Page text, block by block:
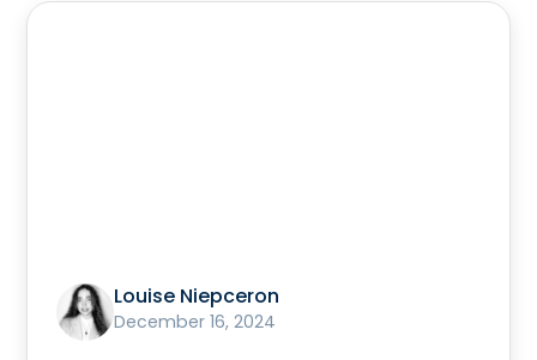
Louise Niepceron
December 16, 2024